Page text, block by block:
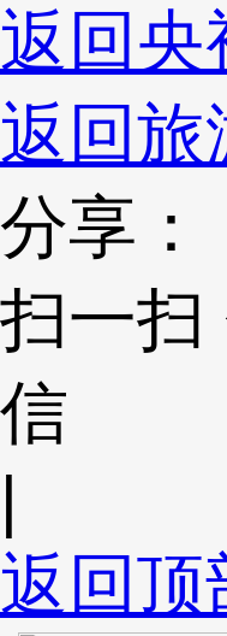
返回央
返回旅
分享：
扫一扫
信
|
返回顶